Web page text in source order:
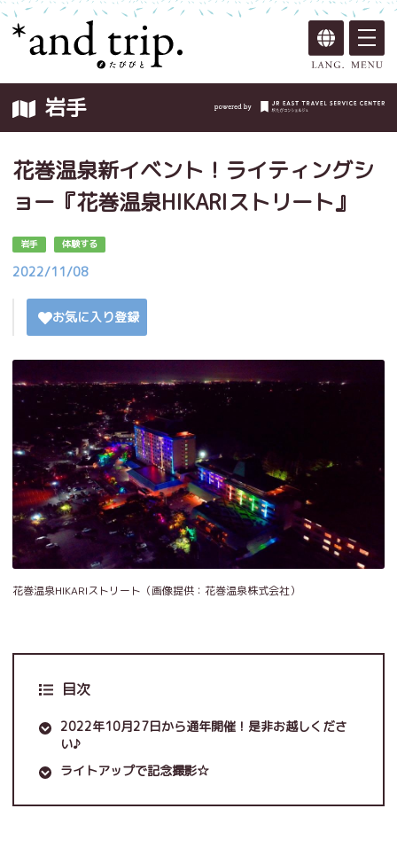
岩手
花巻温泉新イベント！ライティングシ
ョー『花巻温泉HIKARIストリート』
岩手 体験する
2022/11/08
お気に入り登録
花巻温泉HIKARIストリート（画像提供：花巻温泉株式会社）
目次
2022年10月27日から通年開催！是非お越しくださ
い♪
ライトアップで記念撮影☆